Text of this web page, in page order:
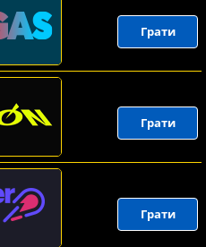
Грати
Грати
Грати